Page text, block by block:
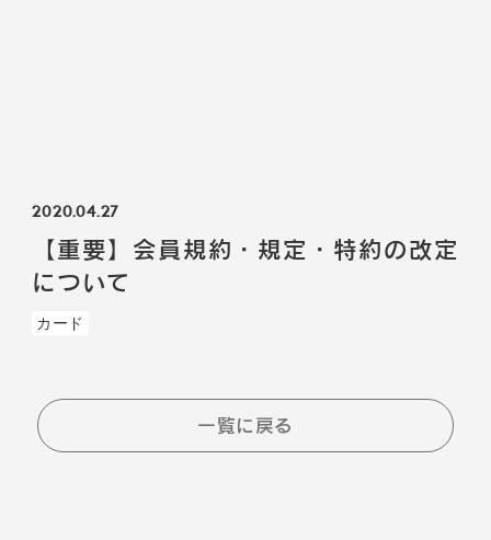
2020.04.27
【重要】会員規約・規定・特約の改定
について
カード
一覧に戻る